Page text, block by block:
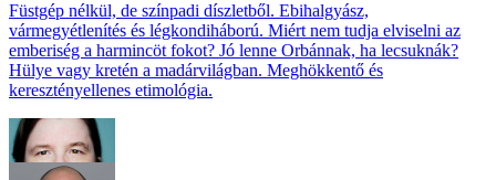
Füstgép nélkül, de színpadi díszletből. Ebihalgyász,
vármegyétlenítés és légkondiháború. Miért nem tudja elviselni az
emberiség a harmincöt fokot? Jó lenne Orbánnak, ha lecsuknák?
Hülye vagy kretén a madárvilágban. Meghökkentő és
keresztényellenes etimológia.